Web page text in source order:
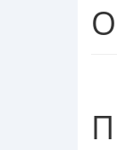
О
П